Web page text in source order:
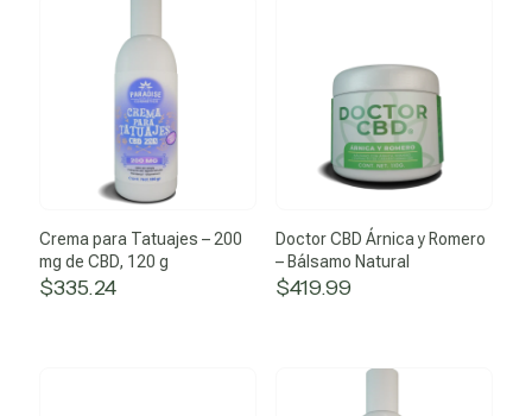
Crema para Tatuajes – 200
mg de CBD, 120 g
$335.24
Doctor CBD Árnica y Romero
– Bálsamo Natural
$419.99